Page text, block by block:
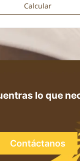
Calcular
lo que
Contáctanos